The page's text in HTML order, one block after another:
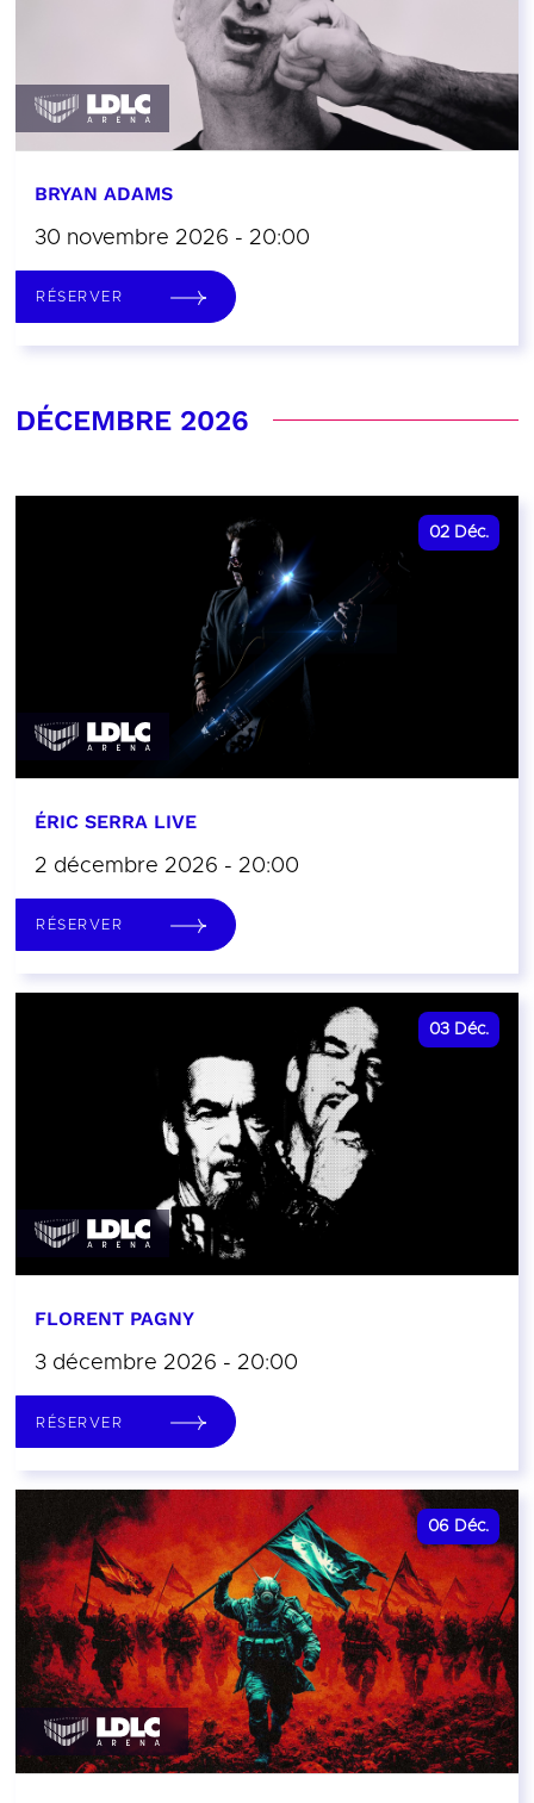
BRYAN ADAMS
30 novembre 2026 - 20:00
RÉSERVER
DÉCEMBRE 2026
02 Déc.
ÉRIC SERRA LIVE
2 décembre 2026 - 20:00
RÉSERVER
03 Déc.
FLORENT PAGNY
3 décembre 2026 - 20:00
RÉSERVER
06 Déc.